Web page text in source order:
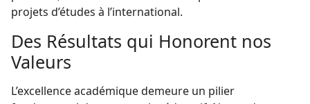
projets d’études à l’international.
Des Résultats qui Honorent nos
Valeurs
L’excellence académique demeure un pilier